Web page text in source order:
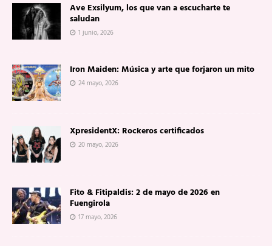
Ave Exsilyum, los que van a escucharte te
saludan
1 junio, 2026
Iron Maiden: Música y arte que forjaron un mito
24 mayo, 2026
XpresidentX: Rockeros certificados
20 mayo, 2026
Fito & Fitipaldis: 2 de mayo de 2026 en
Fuengirola
17 mayo, 2026